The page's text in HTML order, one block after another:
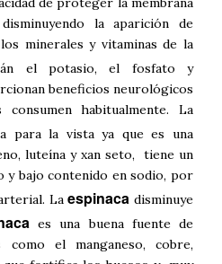
la aparición de
minerales y vitaminas de la
el potasio, el fosfato y
beneficios neurológicos
habitualmente. La
para la vista ya que es una
luteína y xan seto, tiene un
y bajo contenido en sodio, por
Laespinaca disminuye
es una buena fuente de
el manganeso, cobre,